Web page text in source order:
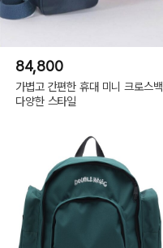
84,800
가볍고 간편한 휴대 미니 크로스백
다양한 스타일